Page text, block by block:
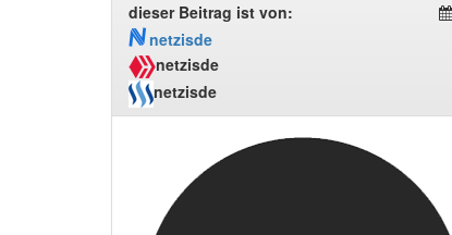
dieser Beitrag ist von:
N netzisde
netzisde
netzisde